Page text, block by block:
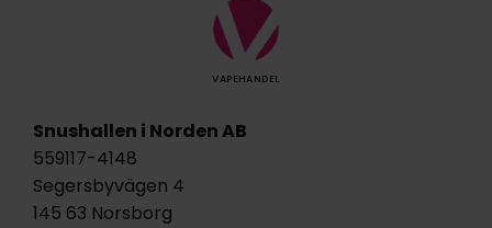
VAPEHANDEL
Snushallen i Norden AB
559117-4148
Segersbyvägen 4
145 63 Norsborg